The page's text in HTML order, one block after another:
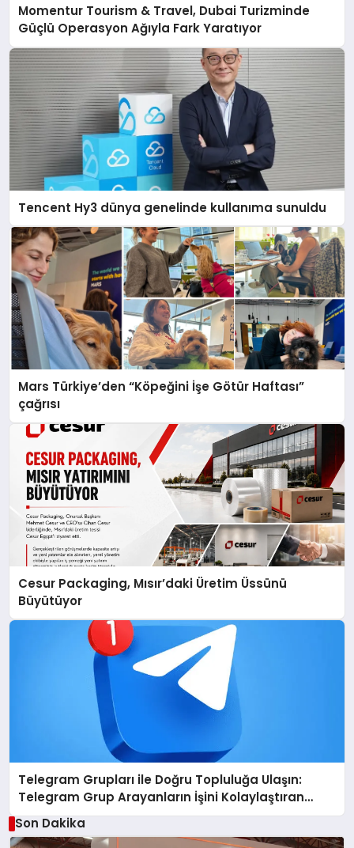
Momentur Tourism & Travel, Dubai Turizminde
Güçlü Operasyon Ağıyla Fark Yaratıyor
Tencent Hy3 dünya genelinde kullanıma sunuldu
Mars Türkiye’den “Köpeğini İşe Götür Haftası”
çağrısı
Cesur Packaging, Mısır’daki Üretim Üssünü
Büyütüyor
Telegram Grupları ile Doğru Topluluğa Ulaşın:
Telegram Grup Arayanların İşini Kolaylaştıran
Çözüm
Son Dakika